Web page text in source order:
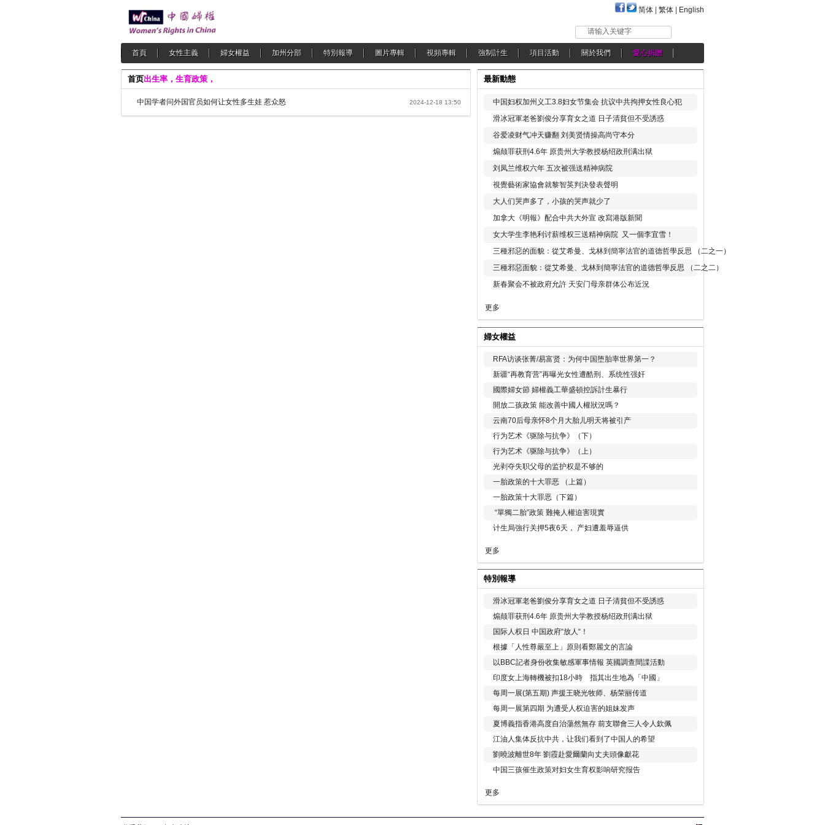
简体 繁体 English
请输入关键字
首頁 女性主義 婦女權益 加州分部 特別報導 圖片專輯 視頻專輯 強制計生 項目活動 關於我們 愛心捐贈
首页出生率，生育政策，
中国学者问外国官员如何让女性多生娃 惹众怒 2024-12-18 13:50
最新動態
中国妇权加州义工3.8妇女节集会 抗议中共拘押女性良心犯
滑冰冠軍老爸劉俊分享育女之道 日子清貧但不受誘惑
谷爱凌财气冲天赚翻 刘美贤情操高尚守本分
煽颠罪获刑4.6年 原贵州大学教授杨绍政刑满出狱
刘凤兰维权六年 五次被强送精神病院
視覺藝術家協會就黎智英判決發表聲明
大人们哭声多了，小孩的哭声就少了
加拿大《明報》配合中共大外宣 改寫港版新聞
女大学生李艳利讨薪维权三送精神病院 又一個李宜雪！
三種邪惡的面貌：從艾希曼、戈林到簡寧法官的道德哲學反思 （二之一）
三種邪惡面貌：從艾希曼、戈林到簡寧法官的道德哲學反思 （二之二）
新春聚会不被政府允許 天安门母亲群体公布近況
更多
婦女權益
RFA访谈张菁/易富贤：为何中国堕胎率世界第一？
新疆“再教育营”再曝光女性遭酷刑、系统性强奸
國際婦女節 婦權義工華盛頓控訴計生暴行
開放二孩政策 能改善中國人權狀況嗎？
云南70后母亲怀8个月大胎儿明天将被引产
行为艺术《驱除与抗争》（下）
行为艺术《驱除与抗争》（上）
光剥夺失职父母的监护权是不够的
一胎政策的十大罪恶 （上篇）
一胎政策十大罪恶（下篇）
“單獨二胎”政策 難掩人權迫害現實
计生局強行关押5夜6天， 产妇遭羞辱逼供
更多
特別報導
滑冰冠軍老爸劉俊分享育女之道 日子清貧但不受誘惑
煽颠罪获刑4.6年 原贵州大学教授杨绍政刑满出狱
国际人权日 中国政府“放人“！
根據「人性尊嚴至上」原則看鄭麗文的言論
以BBC記者身份收集敏感軍事情報 英國調查間諜活動
印度女上海轉機被扣18小時 指其出生地為「中國」
每周一展(第五期) 声援王晓光牧师、杨荣丽传道
每周一展第四期 为遭受人权迫害的姐妹发声
夏博義指香港高度自治蕩然無存 前支聯會三人令人欽佩
江油人集体反抗中共，让我们看到了中国人的希望
劉曉波離世8年 劉霞赴愛爾蘭向丈夫頭像獻花
中国三孩催生政策对妇女生育权影响研究报告
更多